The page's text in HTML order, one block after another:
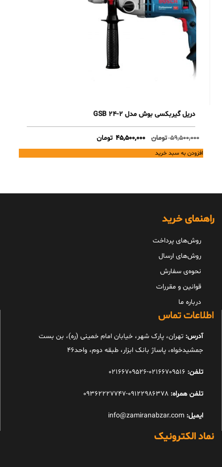
دریل گیربکسی بوش مدل GSB 24-2
59,500,000 تومان
Original
price
was:
45,500,000 تومانCurrent
price
is:
افزودن به سبد خرید
راهنمای خرید
روش‌های پرداخت
روش‌های ارسال
نحوه‌ی سفارش
قوانین و مقررات
درباره ما
اطلاعات تماس
آدرس: تهران، پارک شهر، خیابان امام خمینی (ره)، بن بست
جمشیدخواه، پاساژ بانک ابزار، طبقه دوم، واحد46
تلفن:
تلفن همراه: 09122986378-09362227747
ایمیل:
نماد الکترونیک